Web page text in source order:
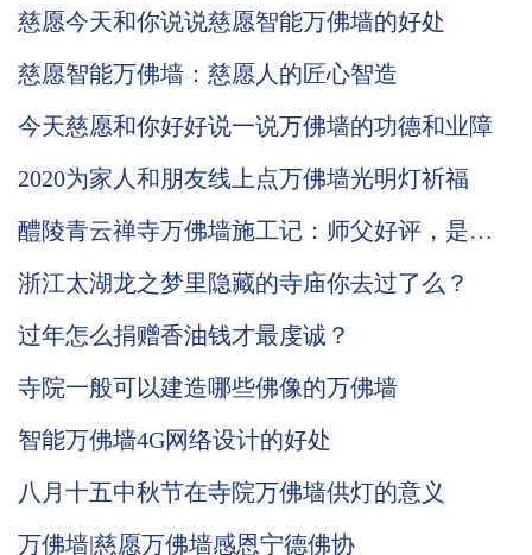
慈愿今天和你说说慈愿智能万佛墙的好处
慈愿智能万佛墙：慈愿人的匠心智造
今天慈愿和你好好说一说万佛墙的功德和业障
2020为家人和朋友线上点万佛墙光明灯祈福
醴陵青云禅寺万佛墙施工记：师父好评，是我
浙江太湖龙之梦里隐藏的寺庙你去过了么？
过年怎么捐赠香油钱才最虔诚？
寺院一般可以建造哪些佛像的万佛墙
智能万佛墙4G网络设计的好处
八月十五中秋节在寺院万佛墙供灯的意义
万佛墙|慈愿万佛墙感恩宁德佛协